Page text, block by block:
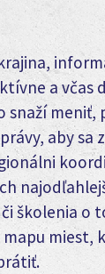
a včas
snaží
aby sa
školenia o
miest,